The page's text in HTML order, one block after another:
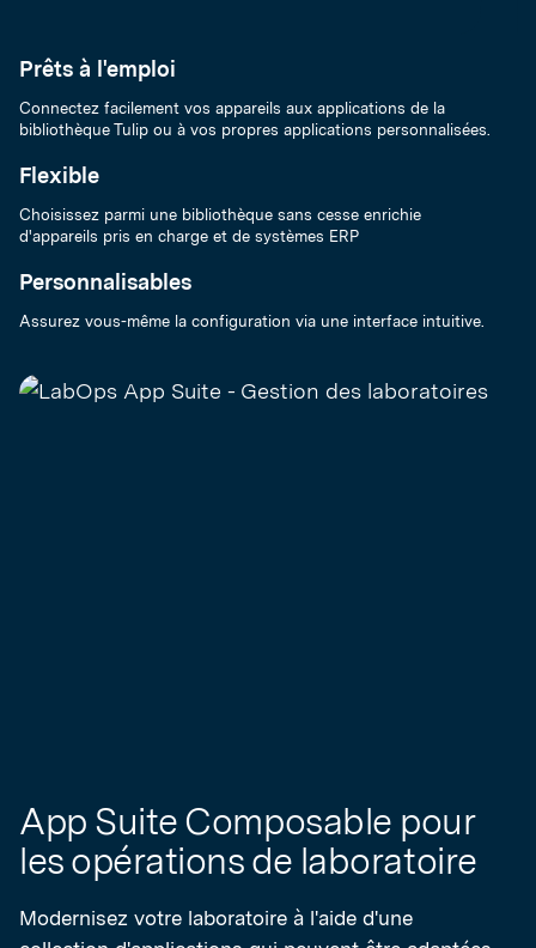
Prêts à l'emploi
Connectez facilement vos appareils aux applications de la
bibliothèque Tulip ou à vos propres applications personnalisées.
Flexible
Choisissez parmi une bibliothèque sans cesse enrichie
d'appareils pris en charge et de systèmes ERP
Personnalisables
Assurez vous-même la configuration via une interface intuitive.
App Suite Composable pour
les opérations de laboratoire
Modernisez votre laboratoire à l'aide d'une